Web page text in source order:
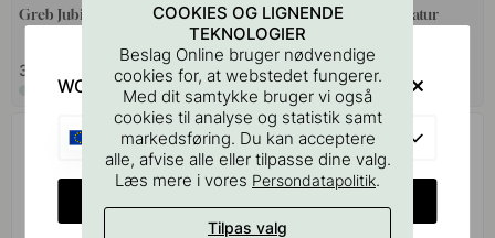
Greb Jubilee - Forniklet
309 kr
På lager
Greb 1353 - Forniklet/Natur
Læder Indpakket
229 kr
På lager
COOKIES OG LIGNENDE
TEKNOLOGIER
Beslag Online bruger nødvendige
cookies for, at webstedet fungerer.
Med dit samtykke bruger vi også
cookies til analyse og statistik samt
markedsføring. Du kan acceptere
alle, afvise alle eller tilpasse dine valg.
Læs mere i vores Persondatapolitik.
Tilpas valg
WOULD YOU RATHER VISIT?
EU